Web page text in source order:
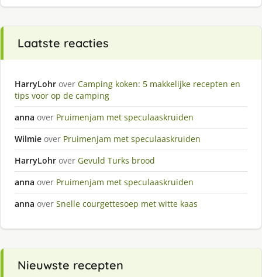
Laatste reacties
HarryLohr over Camping koken: 5 makkelijke recepten en
tips voor op de camping
anna over Pruimenjam met speculaaskruiden
Wilmie over Pruimenjam met speculaaskruiden
HarryLohr over Gevuld Turks brood
anna over Pruimenjam met speculaaskruiden
anna over Snelle courgettesoep met witte kaas
Nieuwste recepten